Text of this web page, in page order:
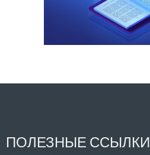
ПОЛЕЗНЫЕ ССЫЛКИ